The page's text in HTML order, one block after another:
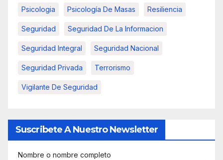
Psicologia Psicología De Masas Resiliencia
Seguridad Seguridad De La Informacion
Seguridad Integral Seguridad Nacional
Seguridad Privada Terrorismo
Vigilante De Seguridad
Suscribete A Nuestro Newsletter
Nombre o nombre completo